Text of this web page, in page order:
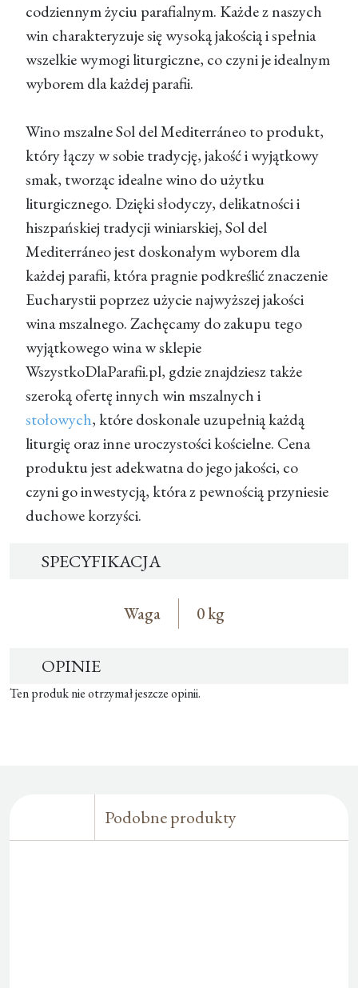
codziennym życiu parafialnym. Każde z naszych
win charakteryzuje się wysoką jakością i spełnia
wszelkie wymogi liturgiczne, co czyni je idealnym
wyborem dla każdej parafii.
Wino mszalne Sol del Mediterráneo to produkt,
który łączy w sobie tradycję, jakość i wyjątkowy
smak, tworząc idealne wino do użytku
liturgicznego. Dzięki słodyczy, delikatności i
hiszpańskiej tradycji winiarskiej, Sol del
Mediterráneo jest doskonałym wyborem dla
każdej parafii, która pragnie podkreślić znaczenie
Eucharystii poprzez użycie najwyższej jakości
wina mszalnego. Zachęcamy do zakupu tego
wyjątkowego wina w sklepie
WszystkoDlaParafii.pl, gdzie znajdziesz także
szeroką ofertę innych win mszalnych i
stołowych, które doskonale uzupełnią każdą
liturgię oraz inne uroczystości kościelne. Cena
produktu jest adekwatna do jego jakości, co
czyni go inwestycją, która z pewnością przyniesie
duchowe korzyści.
SPECYFIKACJA
Waga 0 kg
OPINIE
Ten produk nie otrzymał jeszcze opinii.
Podobne produkty